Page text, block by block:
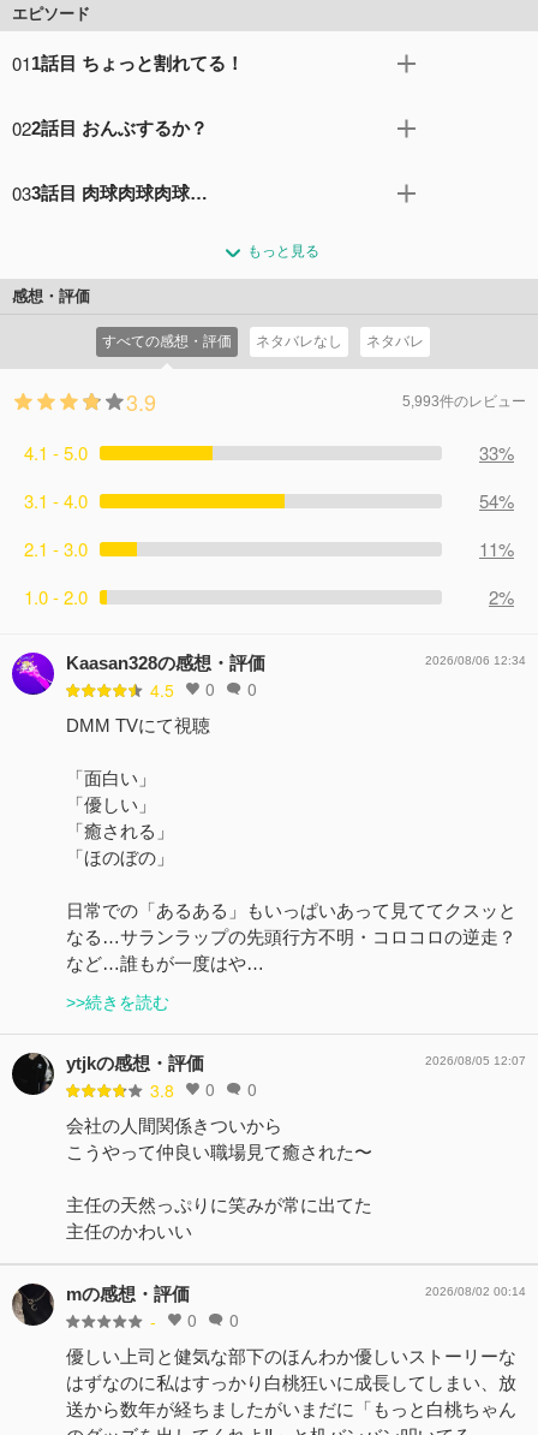
エピソード
011話目 ちょっと割れてる！
職場を辞めて広告代理店の営業職に転職した桃瀬。しかし
だったらどうしよう…」と不安のあまり、出社初日早々外
てしまう。「早く立たないと…蹴られる…かも」と桃瀬が
とった驚きの行動とは……?!
022話目 おんぶするか？
行く桃瀬と白崎。「いい広告を作るためには実際にそのア
崎の言葉からメリーゴーランドやジェットコースターなど
様々なアトラクションを体験する。無事現地取材を終えた
帰り道、停電で二人が乗る電車が緊急停車してしまう。真
っ暗な車内で、桃瀬が白崎に話した「転職を決めた日」の
こととは……?!
033話目 肉球肉球肉球…
猫と出会う。最初は白崎を怖がり威嚇している子猫だった
が、白崎の優しい言葉と行動により懐き始め、一緒に暮ら
る最中、白崎がふと思い出したのは子どもの頃、猫と間違
えて拾ったタヌキのことだった。寂しくも山に返してあげ
る時に祖母と二人でタヌキに付けた名前を参考にして、白
コメント31件拍手74回
もっと見る
感想・評価
すべての感想・評価 ネタバレなし ネタバレ
3.9 5,993件のレビュー
4.1 - 5.0
33%
3.1 - 4.0
54%
2.1 - 3.0
11%
1.0 - 2.0
2%
Kaasan328の感想・評価
4.5 0 0
2026/08/06 12:34
DMM TVにて視聴
「面白い」
「優しい」
「癒される」
「ほのぼの」
日常での「あるある」もいっぱいあって見ててクスッと
なる…サランラップの先頭行方不明・コロコロの逆走？
など…誰もが一度はや…
>>続きを読む
ytjkの感想・評価
3.8 0 0
2026/08/05 12:07
会社の人間関係きついから
こうやって仲良い職場見て癒された〜
主任の天然っぷりに笑みが常に出てた
主任のかわいい
mの感想・評価
- 0 0
2026/08/02 00:14
優しい上司と健気な部下のほんわか優しいストーリーな
はずなのに私はすっかり白桃狂いに成長してしまい、放
送から数年が経ちましたがいまだに「もっと白桃ちゃん